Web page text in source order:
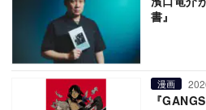
書』
漫画
『